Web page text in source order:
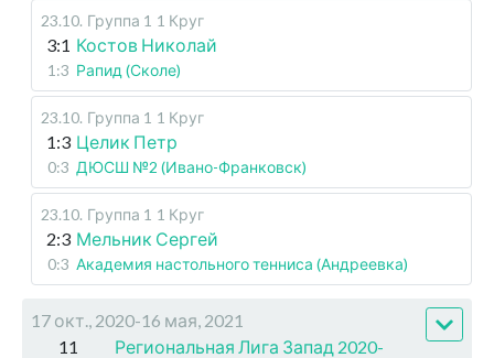
23.10. Группа 1 1 Круг
3:1 Костов Николай
1:3 Рапид (Сколе)
23.10. Группа 1 1 Круг
1:3 Целик Петр
0:3 ДЮСШ №2 (Ивано-Франковск)
23.10. Группа 1 1 Круг
2:3 Мельник Сергей
0:3 Академия настольного тенниса (Андреевка)
17 окт., 2020-16 мая, 2021
11
Региональная Лига Запад 2020-